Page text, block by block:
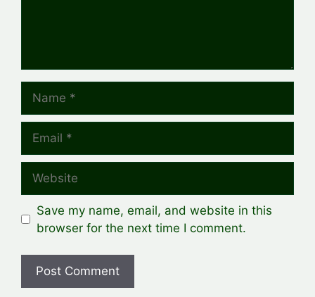
Save my name, email, and website in this
browser for the next time I comment.